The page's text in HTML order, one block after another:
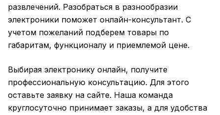
развлечений. Разобраться в разнообразии
электроники поможет онлайн-консультант. С
учетом пожеланий подберем товары по
габаритам, функционалу и приемлемой цене.
Выбирая электронику онлайн, получите
профессиональную консультацию. Для этого
оставьте заявку на сайте. Наша команда
круглосуточно принимает заказы, а для удобства